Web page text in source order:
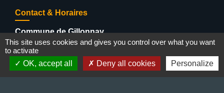
Contact & Horaires
Commune de Gillonnay
Place de la Mairie
38260 Gillonnay - FRANCE
+33 4 74 20 53 44
This site uses cookies and gives you control over what you want
to activate
OK, accept all
Deny all cookies Personalize